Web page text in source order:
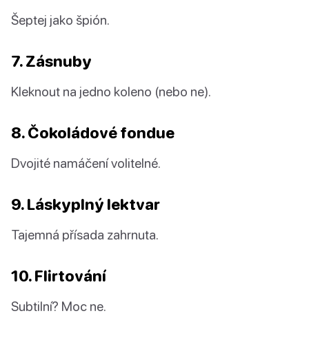
Šeptej jako špión.
7. Zásnuby
Kleknout na jedno koleno (nebo ne).
8. Čokoládové fondue
Dvojité namáčení volitelné.
9. Láskyplný lektvar
Tajemná přísada zahrnuta.
10. Flirtování
Subtilní? Moc ne.